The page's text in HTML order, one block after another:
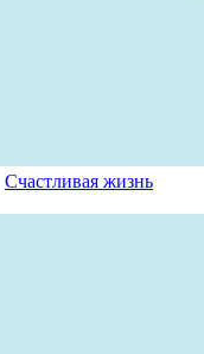
Счастливая жизнь